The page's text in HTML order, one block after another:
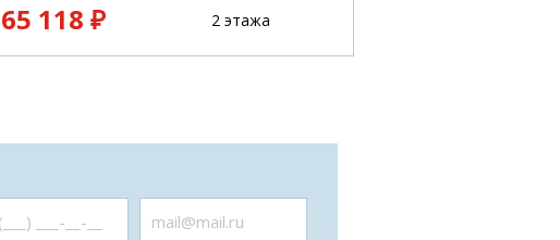
65 118 ₽
2 этажа